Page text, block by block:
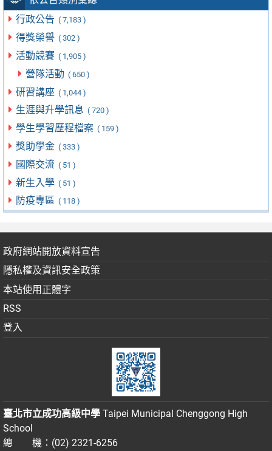
行政公告 ( 7,183 )
得獎榮譽 ( 302 )
活動競賽 ( 1,905 )
營隊活動 ( 650 )
研習講座 ( 1,044 )
生涯與升學訊息 ( 720 )
學生學習歷程檔案 ( 159 )
獎助學金 ( 333 )
國際交流 ( 51 )
新生入學 ( 51 )
防疫專區 ( 118 )
政府網站開放資料宣告
隱私權及資訊安全政策
本站使用正體字
RSS
登入
臺北市立成功高級中學 Taipei Municipal Chenggong High
School
總 機：(02) 2321-6256